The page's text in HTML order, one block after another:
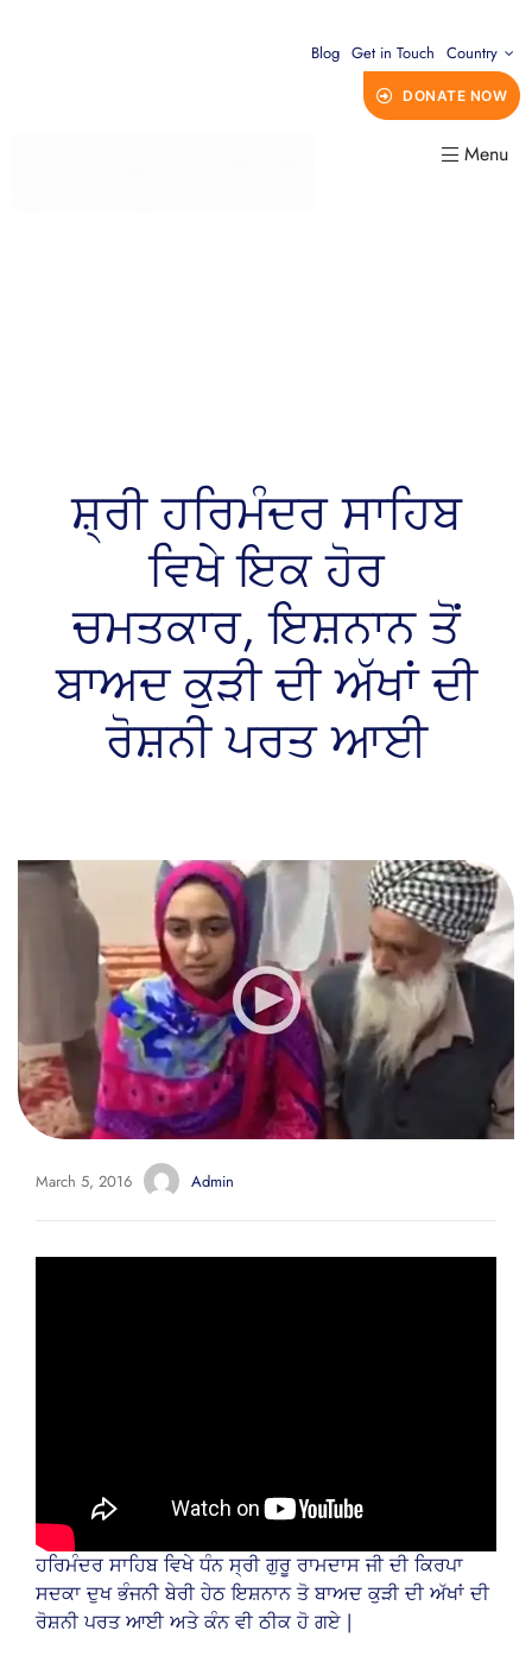
Blog Get in Touch Country
DONATE NOW
Menu
ਸ਼੍ਰੀ ਹਰਿਮੰਦਰ ਸਾਹਿਬ
ਵਿਖੇ ਇਕ ਹੋਰ
ਚਮਤਕਾਰ, ਇਸ਼ਨਾਨ ਤੋਂ
ਬਾਅਦ ਕੁੜੀ ਦੀ ਅੱਖਾਂ ਦੀ
ਰੋਸ਼ਨੀ ਪਰਤ ਆਈ
March 5, 2016 Admin
ਹਰਿਮੰਦਰ ਸਾਹਿਬ ਵਿਖੇ ਧੰਨ ਸ੍ਰੀ ਗੁਰੂ ਰਾਮਦਾਸ ਜੀ ਦੀ ਕਿਰਪਾ
ਸਦਕਾ ਦੁਖ ਭੰਜਨੀ ਬੇਰੀ ਹੇਠ ਇਸ਼ਨਾਨ ਤੋ ਬਾਅਦ ਕੁੜੀ ਦੀ ਅੱਖਾਂ ਦੀ
ਰੋਸ਼ਨੀ ਪਰਤ ਆਈ ਅਤੇ ਕੰਨ ਵੀ ਠੀਕ ਹੋ ਗਏ |